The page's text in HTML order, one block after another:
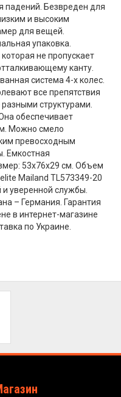
падений. Безвреден для
и высоким
для вещей.
упаковка.
не пропускает
канту.
система 4-х колес.
все препятствия
структурами.
обеспечивает
Можно смело
превосходным
Емкостная
53х76х29 см. Объем
Mailand TL573349-20
уверенной службы.
– Германия. Гарантия
в интернет-магазине
по Украине.